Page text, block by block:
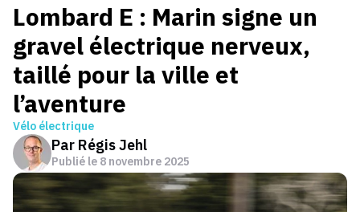
Lombard E : Marin signe un
gravel électrique nerveux,
taillé pour la ville et
l’aventure
Vélo électrique
Par Régis Jehl
Publié le 8 novembre 2025